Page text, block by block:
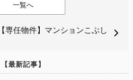
一覧へ
【専任物件】マンションこぶし
【最新記事】